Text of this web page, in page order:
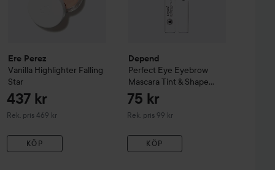
Ere Perez
Vanilla Highlighter Falling
Star
437 kr
Rek. pris 469 kr
Rekommenderat pris 469 kr
KÖP
Depend
Perfect Eye Eyebrow
Mascara Tint & Shape
Medium Brown
75 kr
Rek. pris 99 kr
Rekommenderat pris 99 kr
KÖP